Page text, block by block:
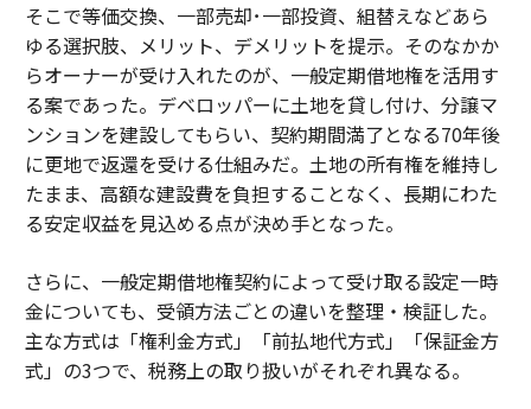
そこで等価交換、一部売却･一部投資、組替えなどあら
ゆる選択肢、メリット、デメリットを提示。そのなかか
らオーナーが受け入れたのが、一般定期借地権を活用す
る案であった。デベロッパーに土地を貸し付け、分譲マ
ンションを建設してもらい、契約期間満了となる70年後
に更地で返還を受ける仕組みだ。土地の所有権を維持し
たまま、高額な建設費を負担することなく、長期にわた
る安定収益を見込める点が決め手となった。
さらに、一般定期借地権契約によって受け取る設定一時
金についても、受領方法ごとの違いを整理・検証した。
主な方式は「権利金方式」「前払地代方式」「保証金方
式」の3つで、税務上の取り扱いがそれぞれ異なる。